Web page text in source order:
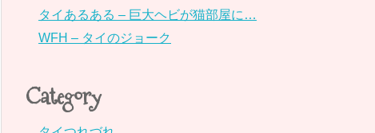
タイあるある – 巨大ヘビが猫部屋に…
WFH – タイのジョーク
Category